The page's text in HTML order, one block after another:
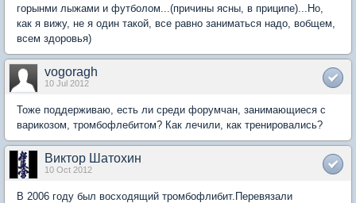
горынми лыжами и футболом...(причины ясны, в приципе)...Но,
как я вижу, не я один такой, все равно заниматься надо, вобщем,
всем здоровья)
vogoragh
10 Jul 2012
Тоже поддерживаю, есть ли среди форумчан, занимающиеся с
варикозом, тромбофлебитом? Как лечили, как тренировались?
Виктор Шатохин
10 Oct 2012
В 2006 году был восходящий тромбофлибит.Перевязали